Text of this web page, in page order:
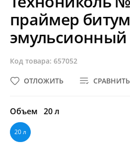
праймер
эмульсионный
Код товара: 657052
СРАВНИТЬ
ОТЛОЖИТЬ
Объем 20 л
20 л